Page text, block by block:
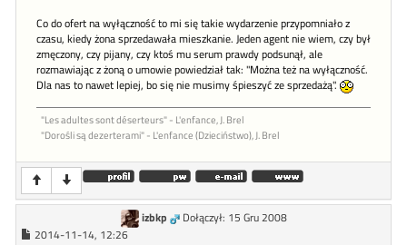
Co do ofert na wyłączność to mi się takie wydarzenie przypomniało z
czasu, kiedy żona sprzedawała mieszkanie. Jeden agent nie wiem, czy był
zmęczony, czy pijany, czy ktoś mu serum prawdy podsunął, ale
rozmawiając z żoną o umowie powiedział tak: "Można też na wyłączność.
Dla nas to nawet lepiej, bo się nie musimy śpieszyć ze sprzedażą".
"Les adultes sont déserteurs" - L'enfance, J. Brel
"Dorośli są dezerterami" - L'enfance (Dzieciństwo), J. Brel
izbkp
Dołączył: 15 Gru 2008
2014-11-14, 12:26